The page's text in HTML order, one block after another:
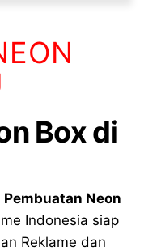
Box di
Pembuatan Neon
Indonesia siap
Reklame dan